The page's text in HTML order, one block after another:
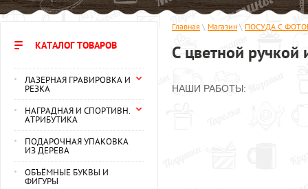
Главная \ Магазин\ ПОСУДА C
С цветной ручкой
НАШИ РАБОТЫ:
КАТАЛОГ ТОВАРОВ
ЛАЗЕРНАЯ ГРАВИРОВКА И
РЕЗКА
НАГРАДНАЯ И СПОРТИВН.
АТРИБУТИКА
ПОДАРОЧНАЯ УПАКОВКА
ИЗ ДЕРЕВА
ОБЪЁМНЫЕ БУКВЫ И
ФИГУРЫ